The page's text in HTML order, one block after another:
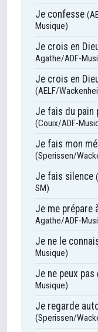
Je confesse
Musique)
Je crois en
Agathe/ADF-
Je crois en
(AELF/
Je fais du pain
(Couix/ADF-
Je fais mon
(Sperissen/
Je fais silence
SM)
Je me prépare
Agathe/ADF-
Je ne le
Musique)
Je ne peux pas
Musique)
Je regarde
(Sperissen/